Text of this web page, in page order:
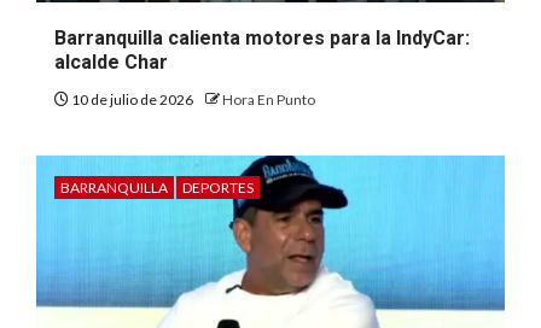
Barranquilla calienta motores para la IndyCar:
alcalde Char
10 de julio de 2026 Hora En Punto
BARRANQUILLA DEPORTES